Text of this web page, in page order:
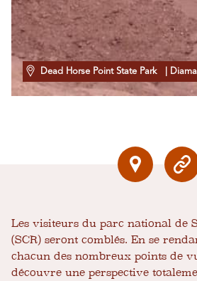
Dead Horse Point State Park |
Les visiteurs du parc national de
(SCR) seront comblés. En se
chacun des nombreux points de
découvre une perspective